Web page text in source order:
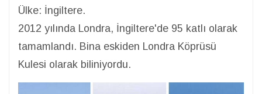
Ülke: İngiltere.
2012 yılında Londra, İngiltere'de 95 katlı olarak
tamamlandı. Bina eskiden Londra Köprüsü
Kulesi olarak biliniyordu.